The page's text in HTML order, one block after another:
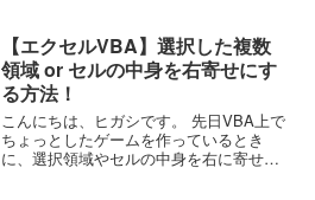
やっていきましょう！ VBAの実行環境を
整えておく...
【エクセルVBA】選択した複数
領域 or セルの中身を右寄せにす
る方法！
こんにちは、ヒガシです。 先日VBA上で
ちょっとしたゲームを作っているとき
に、選択領域やセルの中身を右に寄せた